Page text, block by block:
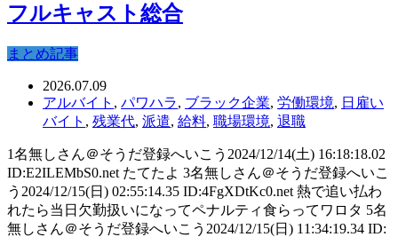
フルキャスト総合
まとめ記事
2026.07.09
アルバイト , パワハラ, ブラック企業, 労働環境, 日雇い
バイト , 残業代, 派遣, 給料, 職場環境, 退職
1名無しさん＠そうだ登録へいこう2024/12/14(土) 16:18:18.02
ID:E2ILEMbS0.net たてたよ 3名無しさん＠そうだ登録へいこ
う2024/12/15(日) 02:55:14.35 ID:4FgXDtKc0.net 熱で追い払わ
れたら当日欠勤扱いになってペナルティ食らってワロタ 5名
無しさん＠そうだ登録へいこう2024/12/15(日) 11:34:19.34 ID: